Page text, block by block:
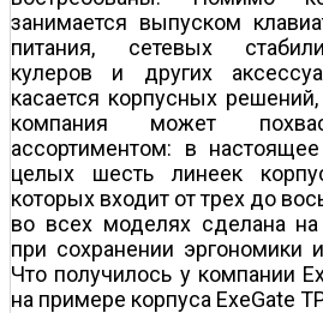
занимается выпуском
питания, сетевых
кулеров и других
касается корпусных
компания может
ассортиментом: в
целых шесть линеек
которых входит от трех до
во всех моделях сделана
при сохранении эргономики
Что получилось у компании
на примере корпуса ExeGate